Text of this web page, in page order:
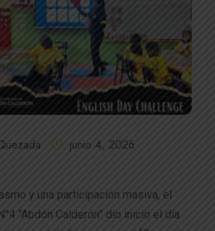
junio 4, 2026
y una participación masiva, el
“Abdón Calderón” dio inicio el día